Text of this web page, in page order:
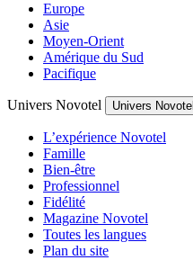
Europe
Asie
Moyen-Orient
Amérique du Sud
Pacifique
Univers Novotel Univers Novotel
L’expérience Novotel
Famille
Bien-être
Professionnel
Fidélité
Magazine Novotel
Toutes les langues
Plan du site